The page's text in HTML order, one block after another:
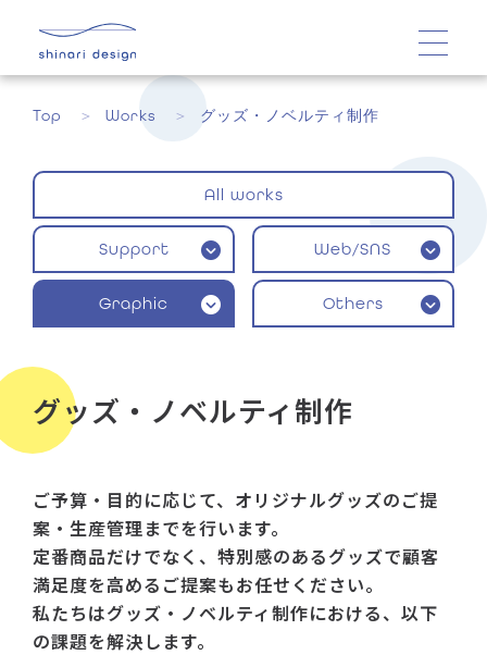
Top Works グッズ・ノベルティ制作
All works
Support Web/SNS
Graphic Others
グッズ・ノベルティ制作
ご予算・目的に応じて、オリジナルグッズのご提
案・生産管理までを行います。
定番商品だけでなく、特別感のあるグッズで顧客
満足度を高めるご提案もお任せください。
私たちはグッズ・ノベルティ制作における、以下
の課題を解決します。